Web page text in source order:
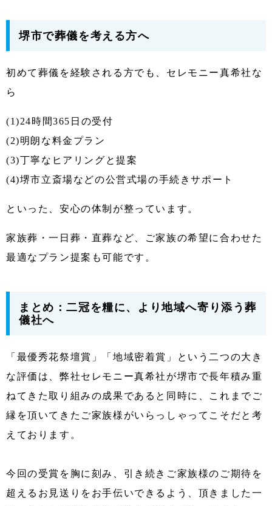
堺市で葬儀を考える方へ
初めて葬儀を経験される方でも、セレモニー真希社な
ら
(1)24時間365日の受付
(2)明朗な料金プラン
(3)丁寧なヒアリングと提案
(4)堺市立斎場などの公営式場の手続きサポート
といった、安心の体制が整っています。
家族葬・一日葬・直葬など、ご家族の希望に合わせた
最適なプラン提案も可能です。
まとめ：二冠を糧に、より地域へ寄り添う葬
儀社へ
「最優秀花祭壇賞」「地域密着賞」という二つの大き
な評価は、弊社セレモニー真希社が堺市で長年積み重
ねてきた取り組みの成果であると同時に、これまでご
縁を頂いてきたご家族様がいらっしゃってこそだと考
えております。
今回の受賞を胸に刻み、引き続きご家族様のご期待を
超えるお見送りをお手伝いできるよう、頂きました一